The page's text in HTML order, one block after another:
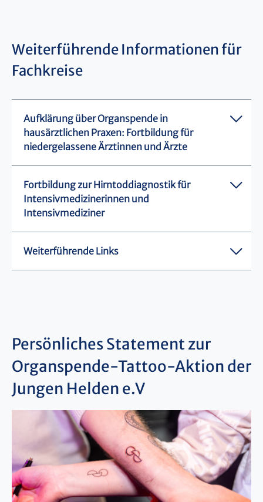
Weiterführende Informationen für
Fachkreise
Aufklärung über Organspende in
hausärztlichen Praxen: Fortbildung für
niedergelassene Ärztinnen und Ärzte
Fortbildung zur Hirntoddiagnostik für
Intensivmedizinerinnen und
Intensivmediziner
Weiterführende Links
Persönliches Statement zur
Organspende-Tattoo-Aktion der
Jungen Helden e.V